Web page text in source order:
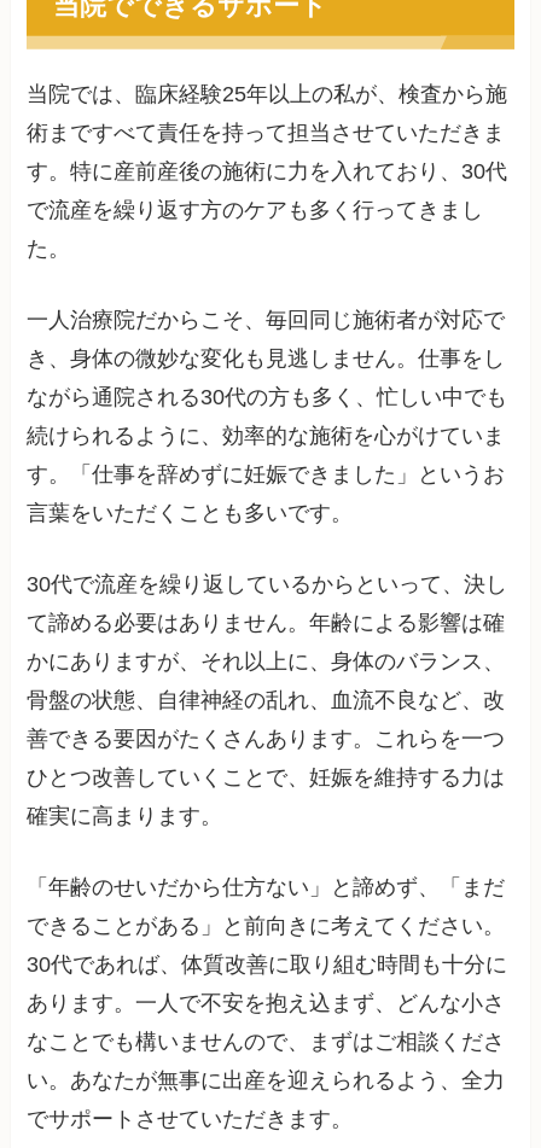
当院では、臨床経験25年以上の私が、検査から施
術まですべて責任を持って担当させていただきま
す。特に産前産後の施術に力を入れており、30代
で流産を繰り返す方のケアも多く行ってきまし
た。
一人治療院だからこそ、毎回同じ施術者が対応で
き、身体の微妙な変化も見逃しません。仕事をし
ながら通院される30代の方も多く、忙しい中でも
続けられるように、効率的な施術を心がけていま
す。「仕事を辞めずに妊娠できました」というお
言葉をいただくことも多いです。
30代で流産を繰り返しているからといって、決し
て諦める必要はありません。年齢による影響は確
かにありますが、それ以上に、身体のバランス、
骨盤の状態、自律神経の乱れ、血流不良など、改
善できる要因がたくさんあります。これらを一つ
ひとつ改善していくことで、妊娠を維持する力は
確実に高まります。
「年齢のせいだから仕方ない」と諦めず、「まだ
できることがある」と前向きに考えてください。
30代であれば、体質改善に取り組む時間も十分に
あります。一人で不安を抱え込まず、どんな小さ
なことでも構いませんので、まずはご相談くださ
い。あなたが無事に出産を迎えられるよう、全力
でサポートさせていただきます。